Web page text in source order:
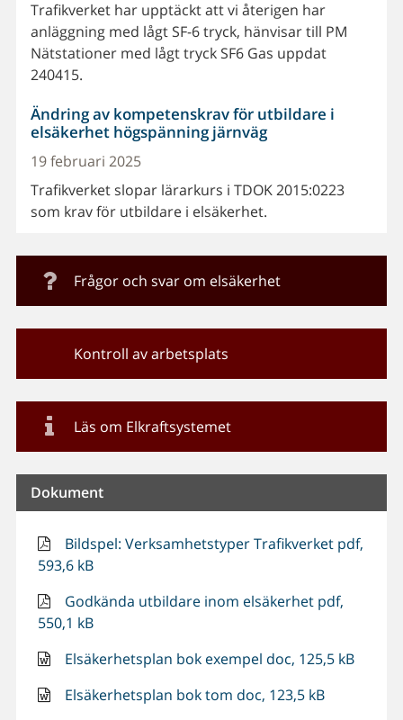
Trafikverket har upptäckt att vi återigen har
anläggning med lågt SF-6 tryck, hänvisar till PM
Nätstationer med lågt tryck SF6 Gas uppdat
240415.
Ändring av kompetenskrav för utbildare i
elsäkerhet högspänning järnväg
19 februari 2025
Trafikverket slopar lärarkurs i TDOK 2015:0223
som krav för utbildare i elsäkerhet.
Frågor och svar om elsäkerhet
Kontroll av arbetsplats
Läs om Elkraftsystemet
Dokument
Bildspel: Verksamhetstyper Trafikverket pdf,
593,6 kB
Godkända utbildare inom elsäkerhet pdf,
550,1 kB
Elsäkerhetsplan bok exempel doc, 125,5 kB
Elsäkerhetsplan bok tom doc, 123,5 kB